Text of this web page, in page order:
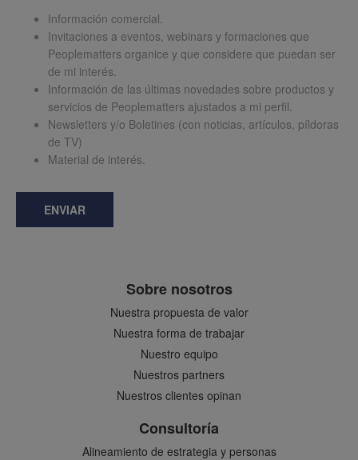
Información comercial.
Invitaciones a eventos, webinars y formaciones que
Peoplematters organice y que considere que puedan ser
de mi interés.
Información de las últimas novedades sobre productos y
servicios de Peoplematters ajustados a mi perfil.
Newsletters y/o Boletines (con noticias, artículos, píldoras
de TV)
Material de interés.
ENVIAR
Sobre nosotros
Nuestra propuesta de valor
Nuestra forma de trabajar
Nuestro equipo
Nuestros partners
Nuestros clientes opinan
Consultoría
Alineamiento de estrategia y personas